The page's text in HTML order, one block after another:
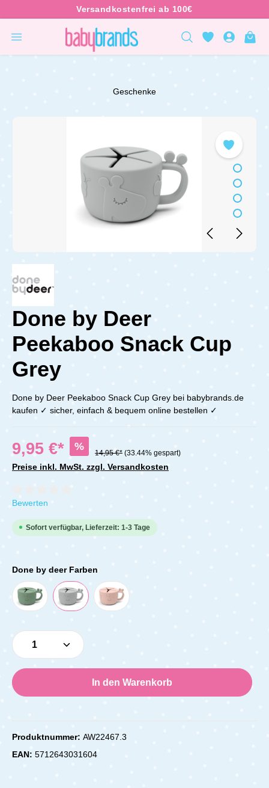
Geschenke
Done by Deer
Peekaboo Snack Cup
Grey
Done by Deer Peekaboo Snack Cup Grey bei babybrands.de
kaufen ✓ sicher, einfach & bequem online bestellen ✓
9,95 €* %
14,95 €* (33.44% gespart)
Preise inkl. MwSt. zzgl. Versandkosten
Durchschnittliche Bewertung von 0 von 5 Sternen
Bewerten
Sofort verfügbar, Lieferzeit: 1-3 Tage
Done by deer Farben
Produkt Anzahl: Gib den gewünschten
In den Warenkorb
Produktnummer: AW22467.3
EAN: 5712643031604